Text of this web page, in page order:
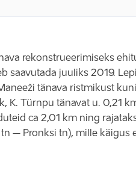
rekonstrueerimiseks
saavutada juuliks 2019.
tänava ristmikust
K. Türnpu tänavat u. 0,21
ca 2,01 km ning
– Pronksi tn), mille